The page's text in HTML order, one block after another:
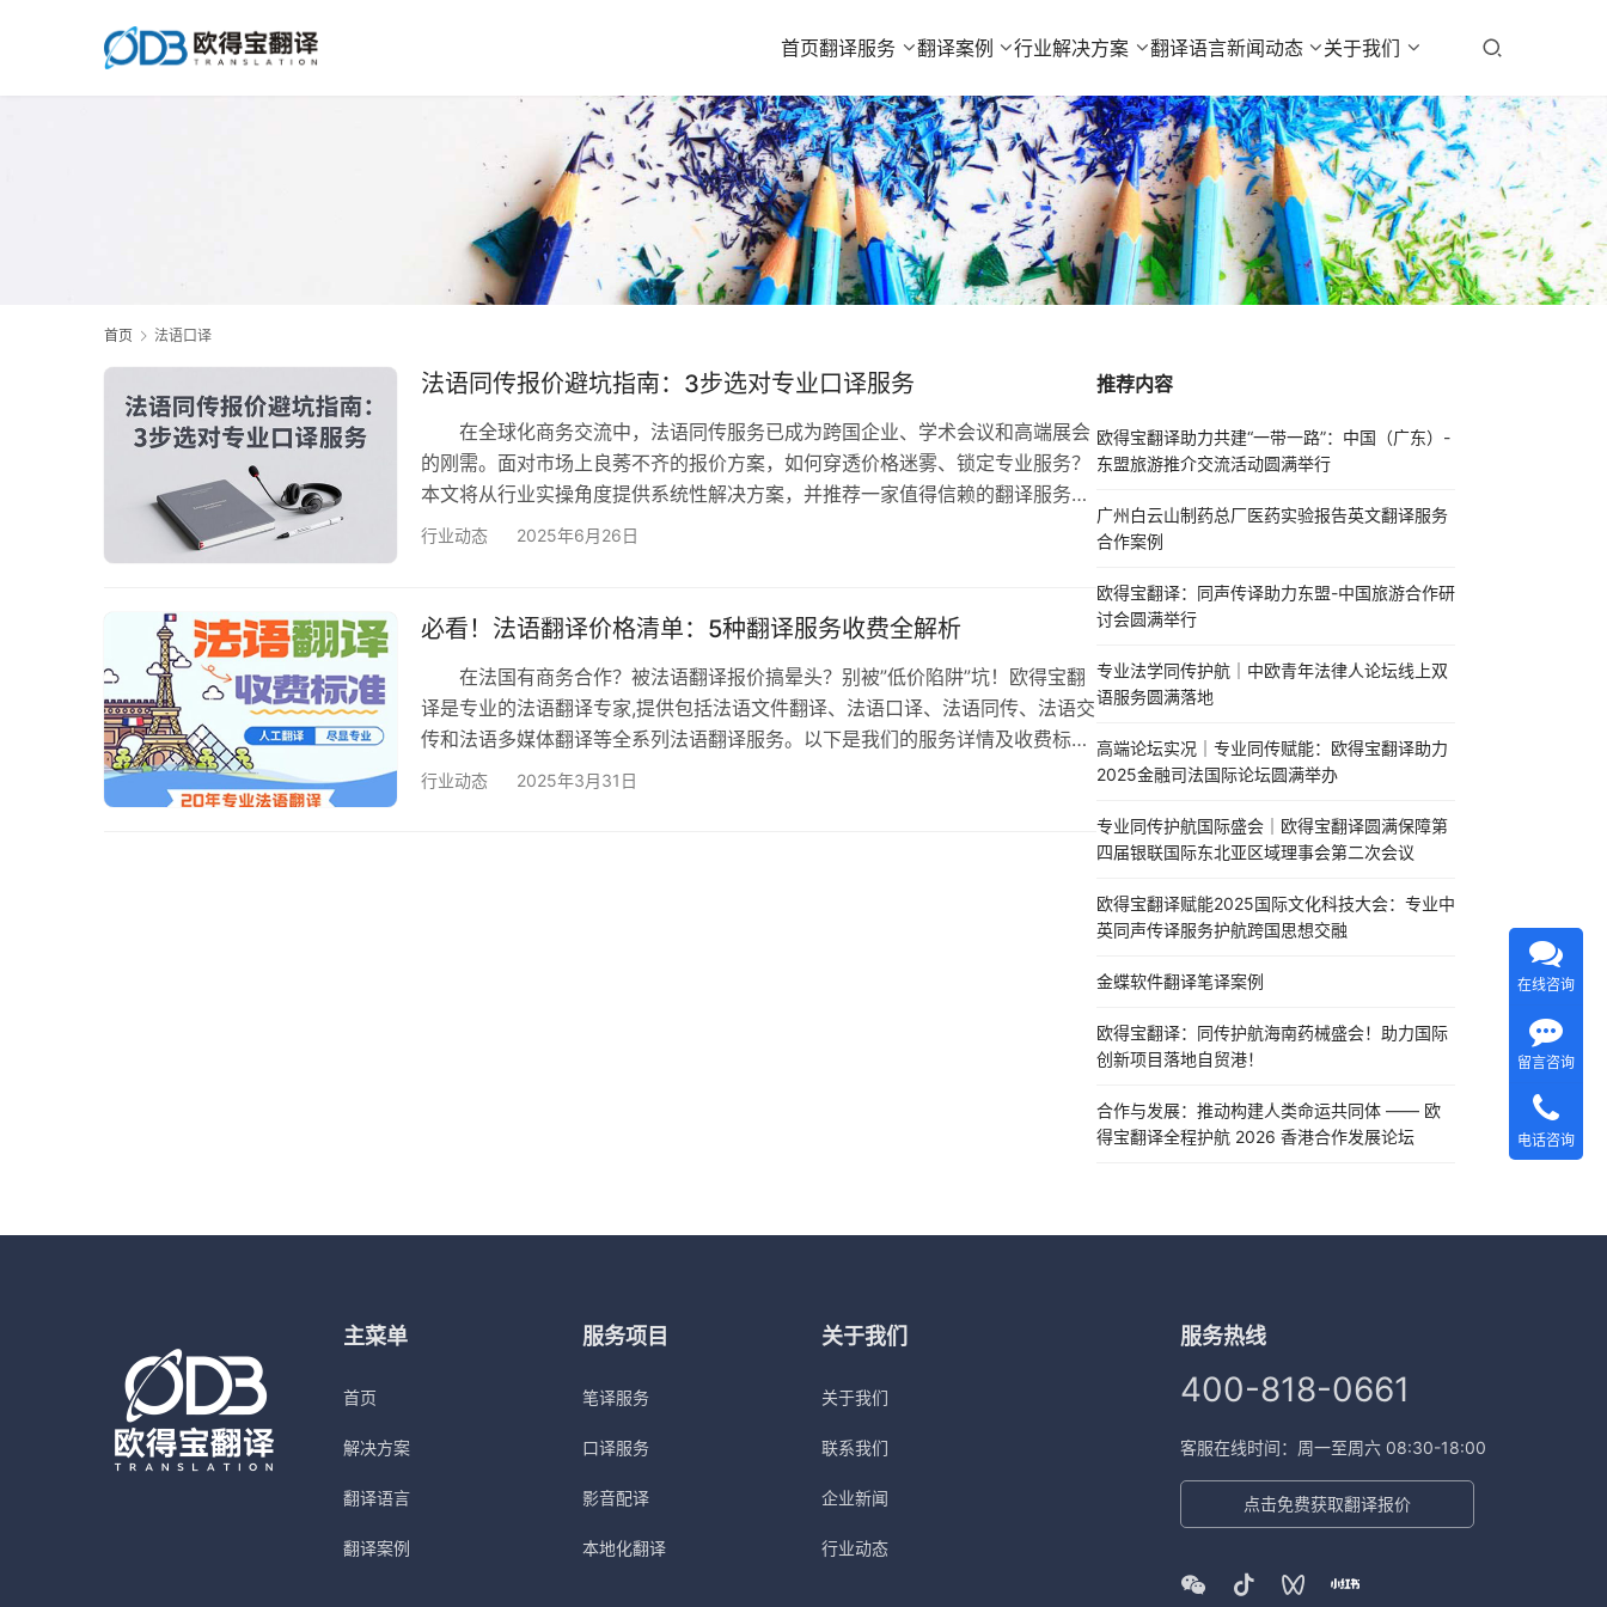
首页翻译服务 翻译案例 行业解决方案 翻译语言新闻动态 关于我们
首页 法语口译
法语同传报价避坑指南：3步选对专业口译服务
在全球化商务交流中，法语同传服务已成为跨国企业、学术会议和高端展会
的刚需。面对市场上良莠不齐的报价方案，如何穿透价格迷雾、锁定专业服务？
本文将从行业实操角度提供系统性解决方案，并推荐一家值得信赖的翻译服务机
构。 第一步：识破报价陷阱，揪出隐藏套路 当前法语同传市场存在三
议”包装为“10年实战经验”，无法应对医疗、法律、能源等垂直领域术语…
行业动态 2025年6月26日
必看！法语翻译价格清单：5种翻译服务收费全解析
在法国有商务合作？被法语翻译报价搞晕头？别被”低价陷阱”坑！欧得宝翻
译是专业的法语翻译专家,提供包括法语文件翻译、法语口译、法语同传、法语交
传和法语多媒体翻译等全系列法语翻译服务。以下是我们的服务详情及收费标
准，省钱避坑必看！ 一、法语文件翻译怎么收费？ 服务范围：法语商
行业动态 2025年3月31日
推荐内容
欧得宝翻译助力共建“一带一路”：中国（广东）-
东盟旅游推介交流活动圆满举行
广州白云山制药总厂医药实验报告英文翻译服务
合作案例
欧得宝翻译：同声传译助力东盟-中国旅游合作研
讨会圆满举行
专业法学同传护航｜中欧青年法律人论坛线上双
语服务圆满落地
高端论坛实况｜专业同传赋能：欧得宝翻译助力
2025金融司法国际论坛圆满举办
专业同传护航国际盛会｜欧得宝翻译圆满保障第
四届银联国际东北亚区域理事会第二次会议
欧得宝翻译赋能2025国际文化科技大会：专业中
英同声传译服务护航跨国思想交融
金蝶软件翻译笔译案例
欧得宝翻译：同传护航海南药械盛会！助力国际
创新项目落地自贸港！
合作与发展：推动构建人类命运共同体 —— 欧
得宝翻译全程护航 2026 香港合作发展论坛
主菜单
首页
解决方案
翻译语言
翻译案例
服务项目
笔译服务
口译服务
影音配译
本地化翻译
关于我们
关于我们
联系我们
企业新闻
行业动态
服务热线
400-818-0661
客服在线时间：周一至周六 08:30-18:00
点击免费获取翻译报价
在线咨询
留言咨询
电话咨询